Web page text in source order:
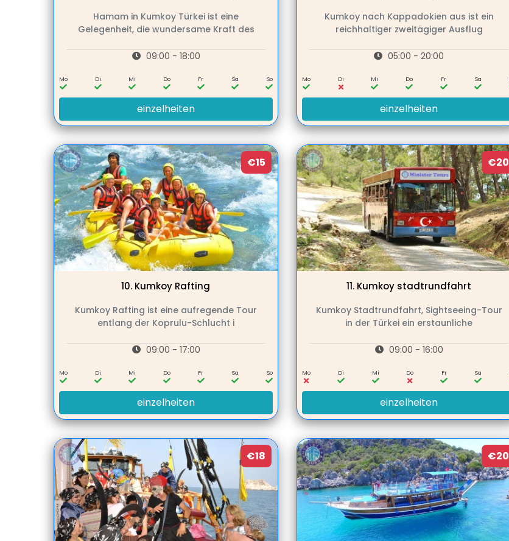
Hamam in Kumkoy Türkei ist eine
Gelegenheit, die wundersame Kraft des
09:00 - 18:00
Mo Di Mi Do Fr Sa So
einzelheiten
Kumkoy nach Kappadokien aus ist ein
reichhaltiger zweitägiger Ausflug
05:00 - 20:00
Mo Di Mi Do Fr Sa
einzelheiten
€15
10. Kumkoy Rafting
Kumkoy Rafting ist eine aufregende Tour
entlang der Koprulu-Schlucht i
09:00 - 17:00
Mo Di Mi Do Fr Sa So
einzelheiten
€20
11. Kumkoy stadtrundfahrt
Kumkoy Stadtrundfahrt, Sightseeing-Tour
in der Türkei ein erstaunliche
09:00 - 16:00
Mo Di Mi Do Fr Sa
einzelheiten
€18 €20